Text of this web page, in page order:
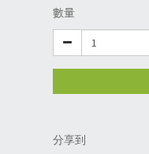
數量
分享到